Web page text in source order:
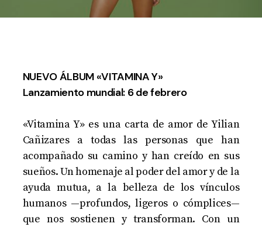
NUEVO ÁLBUM «VITAMINA Y»
Lanzamiento mundial: 6 de febrero
«Vitamina Y» es una carta de amor de Yilian
Cañizares a todas las personas que han
acompañado su camino y han creído en sus
sueños. Un homenaje al poder del amor y de la
ayuda mutua, a la belleza de los vínculos
humanos —profundos, ligeros o cómplices—
que nos sostienen y transforman. Con un